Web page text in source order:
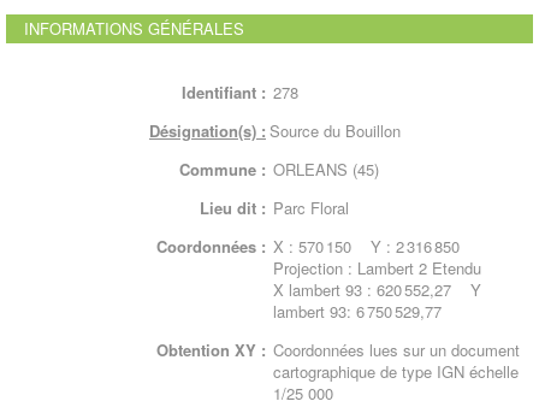
INFORMATIONS GÉNÉRALES
Identifiant : 278
Désignation(s) : Source du Bouillon
Commune : ORLEANS (45)
Lieu dit : Parc Floral
Coordonnées : X : 570 150 Y : 2 316 850
Projection : Lambert 2 Etendu
X lambert 93 : 620 552,27 Y
lambert 93: 6 750 529,77
Obtention XY : Coordonnées lues sur un document
cartographique de type IGN échelle
1/25 000